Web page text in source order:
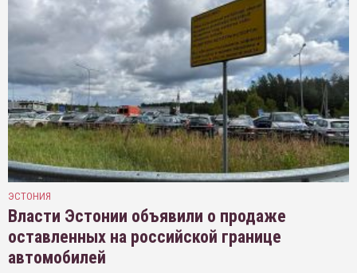
ЭСТОНИЯ
Власти Эстонии объявили о продаже
оставленных на российской границе
автомобилей